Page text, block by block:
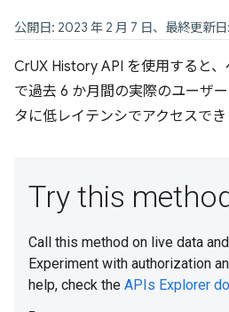
公開日: 2023 年 2 月 7 日、最終更新
CrUX History API を使用すると
で過去 6 か月間の実際のユーザ
タに低レイテンシでアクセスでき